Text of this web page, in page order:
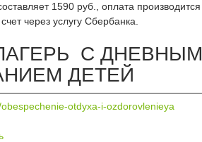
1590 руб., оплата
через услугу Сбербанка.
С ДНЕВНЫМ
ДЕТЕЙ
otdyxa-i-ozdorovlenieya